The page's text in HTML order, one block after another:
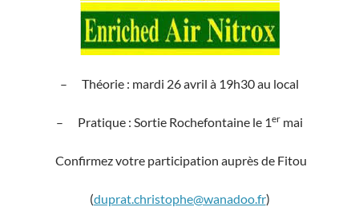
– Théorie : mardi 26 avril à 19h30 au local
– Pratique : Sortie Rochefontaine le 1er mai
Confirmez votre participation auprès de Fitou
(duprat.christophe@wanadoo.fr)